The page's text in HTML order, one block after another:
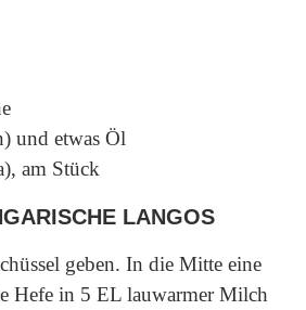
und etwas Öl
am Stück
LANGOS
geben. In die Mitte eine
Hefe in 5 EL lauwarmer Milch